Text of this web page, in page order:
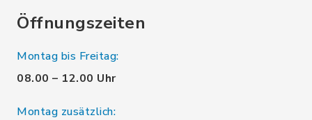
Öffnungszeiten
Montag bis Freitag:
08.00 – 12.00 Uhr
Montag zusätzlich: